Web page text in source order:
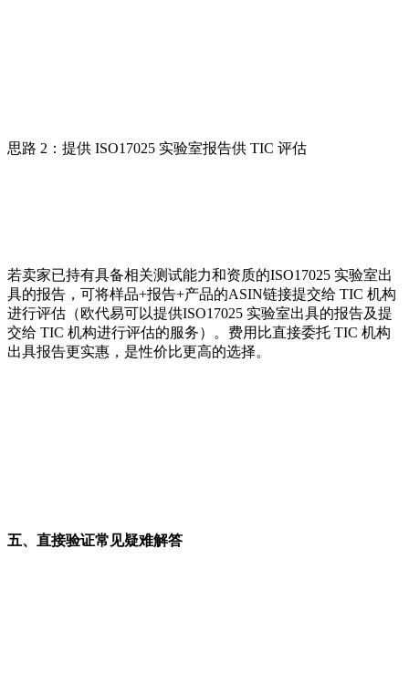
思路 2：提供 ISO17025 实验室报告供 TIC 评估
若卖家已持有具备相关测试能力和资质的ISO17025 实验室出
具的报告，可将样品+报告+产品的ASIN链接提交给 TIC 机构
进行评估（欧代易可以提供ISO17025 实验室出具的报告及提
交给 TIC 机构进行评估的服务）。费用比直接委托 TIC 机构
出具报告更实惠，是性价比更高的选择。
五、直接验证常见疑难解答